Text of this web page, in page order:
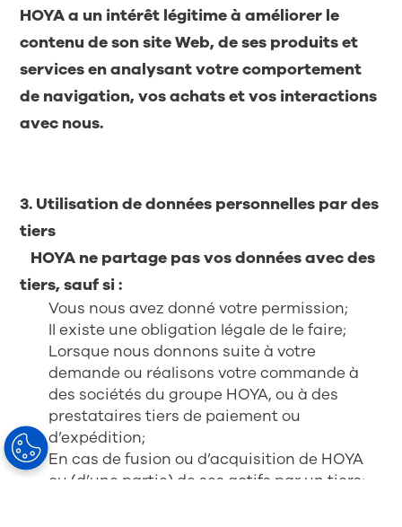
HOYA a un intérêt légitime à améliorer le
contenu de son site Web, de ses produits et
services en analysant votre comportement
de navigation, vos achats et vos interactions
avec nous.
3. Utilisation de données personnelles par des
tiers
HOYA ne partage pas vos données avec des
tiers, sauf si :
Vous nous avez donné votre permission;
Il existe une obligation légale de le faire;
Lorsque nous donnons suite à votre
demande ou réalisons votre commande à
des sociétés du groupe HOYA, ou à des
prestataires tiers de paiement ou
d’expédition;
En cas de fusion ou d’acquisition de HOYA
ou (d’une partie) de ses actifs par un tiers;